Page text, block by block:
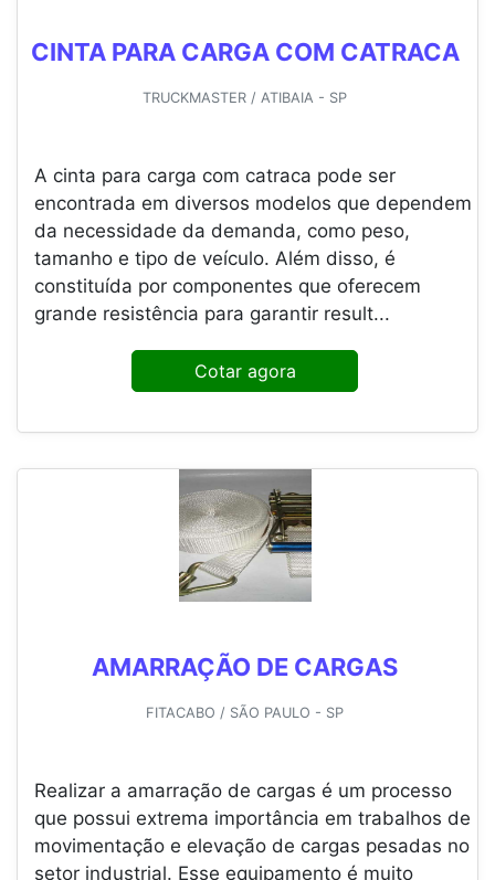
CINTA PARA CARGA COM CATRACA
TRUCKMASTER / ATIBAIA - SP
A cinta para carga com catraca pode ser
encontrada em diversos modelos que dependem
da necessidade da demanda, como peso,
tamanho e tipo de veículo. Além disso, é
constituída por componentes que oferecem
grande resistência para garantir result...
Cotar agora
AMARRAÇÃO DE CARGAS
FITACABO / SÃO PAULO - SP
Realizar a amarração de cargas é um processo
que possui extrema importância em trabalhos de
movimentação e elevação de cargas pesadas no
setor industrial. Esse equipamento é muito